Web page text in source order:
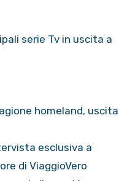
serie Tv in uscita a
homeland, uscita
esclusiva a
di ViaggioVero